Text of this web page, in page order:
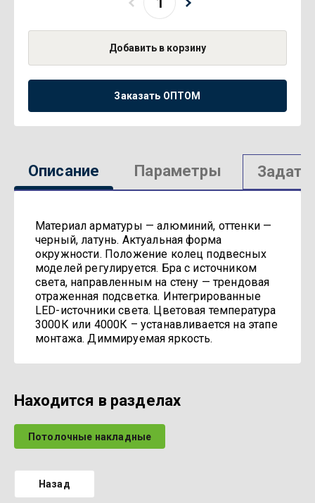
Добавить в корзину
Заказать ОПТОМ
Описание Параметры Задать
Материал арматуры — алюминий, оттенки —
черный, латунь. Актуальная форма
окружности. Положение колец подвесных
моделей регулируется. Бра с источником
света, направленным на стену — трендовая
отраженная подсветка. Интегрированные
LED-источники света. Цветовая температура
3000К или 4000К – устанавливается на этапе
монтажа. Диммируемая яркость.
Находится в разделах
Потолочные накладные
Назад